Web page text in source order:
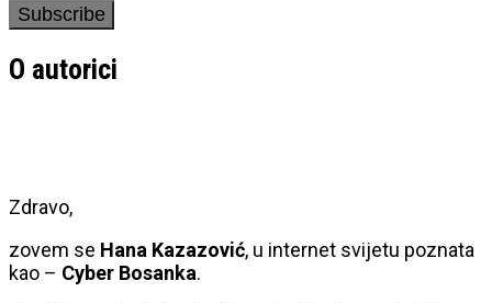
O autorici
Zdravo,
zovem se Hana Kazazović, u internet svijetu poznata
kao – Cyber Bosanka.